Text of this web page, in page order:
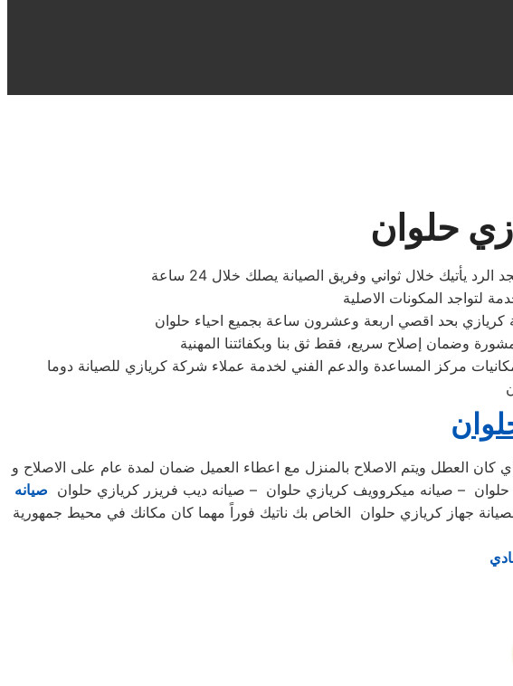
حلوان
خلال ثواني وفريق الصيانة يصلك خلال 24 ساعة
العطل ويتم الاصلاح بالمنزل مع اعطاء العميل ضمان لمدة عام على الاصلاح و
حلوان – صيانه ميكروويف كريازي حلوان – صيانه ديب فريزر كريازي حلوان صيانه
بصيانة جهاز كريازي حلوان الخاص بك ناتيك فوراً مهما كان مكانك في محيط جمهورية